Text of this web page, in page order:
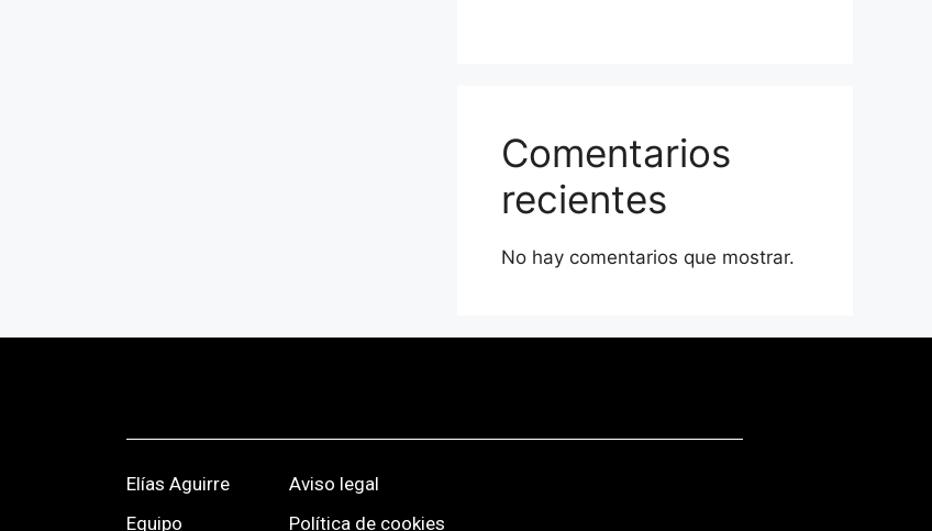
Comentarios
recientes
No hay comentarios que mostrar.
Elías Aguirre
Equipo
Aviso legal
Política de cookies